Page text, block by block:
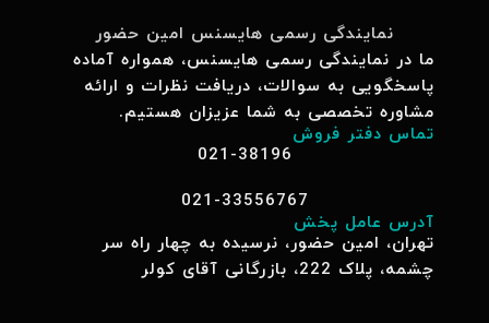
نمایندگی رسمی هایسنس امین حضور
ما در نمایندگی رسمی هایسنس، همواره آماده
پاسخگویی به سوالات، دریافت نظرات و ارائه
مشاوره تخصصی به شما عزیزان هستیم.
تماس دفتر فروش
021-38196
021-33556767
آدرس عامل پخش
تهران، امین حضور، نرسیده به چهار راه سر
چشمه، پلاک 222، بازرگانی آقای کولر